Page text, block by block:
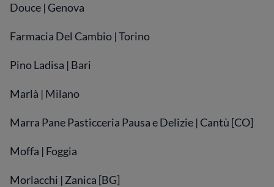
Douce | Genova
Farmacia Del Cambio | Torino
Pino Ladisa | Bari
Marlà | Milano
Marra Pane Pasticceria Pausa e Delizie | Cantù [CO]
Moffa | Foggia
Morlacchi | Zanica [BG]